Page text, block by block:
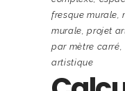
fresque murale,
murale,projet
par mètre carré,
artistique